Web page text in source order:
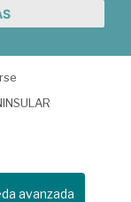
avanzada